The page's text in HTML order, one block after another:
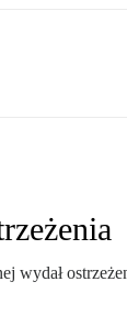
wydał